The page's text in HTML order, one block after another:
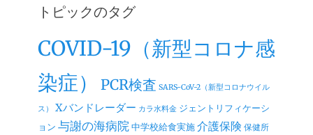
イ
ブ
トピックのタグ
COVID-19（新型コロナ感
染症）
PCR検査 SARS-CoV-2（新型コロナウイル
ス） Xバンドレーダー カラ水料金 ジェントリフィケーシ
ョン 与謝の海病院中学校給食実施介護保険 保健所